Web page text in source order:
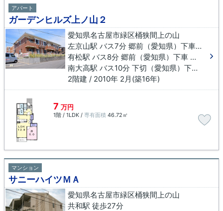
アパート
ガーデンヒルズ上ノ山２
愛知県名古屋市緑区桶狭間上の山
左京山駅 バス7分 郷前（愛知県）下車 徒歩7分
有松駅 バス8分 郷前（愛知県）下車 徒歩7分
南大高駅 バス10分 下切（愛知県）下車 徒歩7分
2階建 / 2010年 2月(築16年)
7 万円
1階 / 1LDK / 専有面積 46.72㎡
マンション
サニーハイツＭＡ
愛知県名古屋市緑区桶狭間上の山
共和駅 徒歩27分